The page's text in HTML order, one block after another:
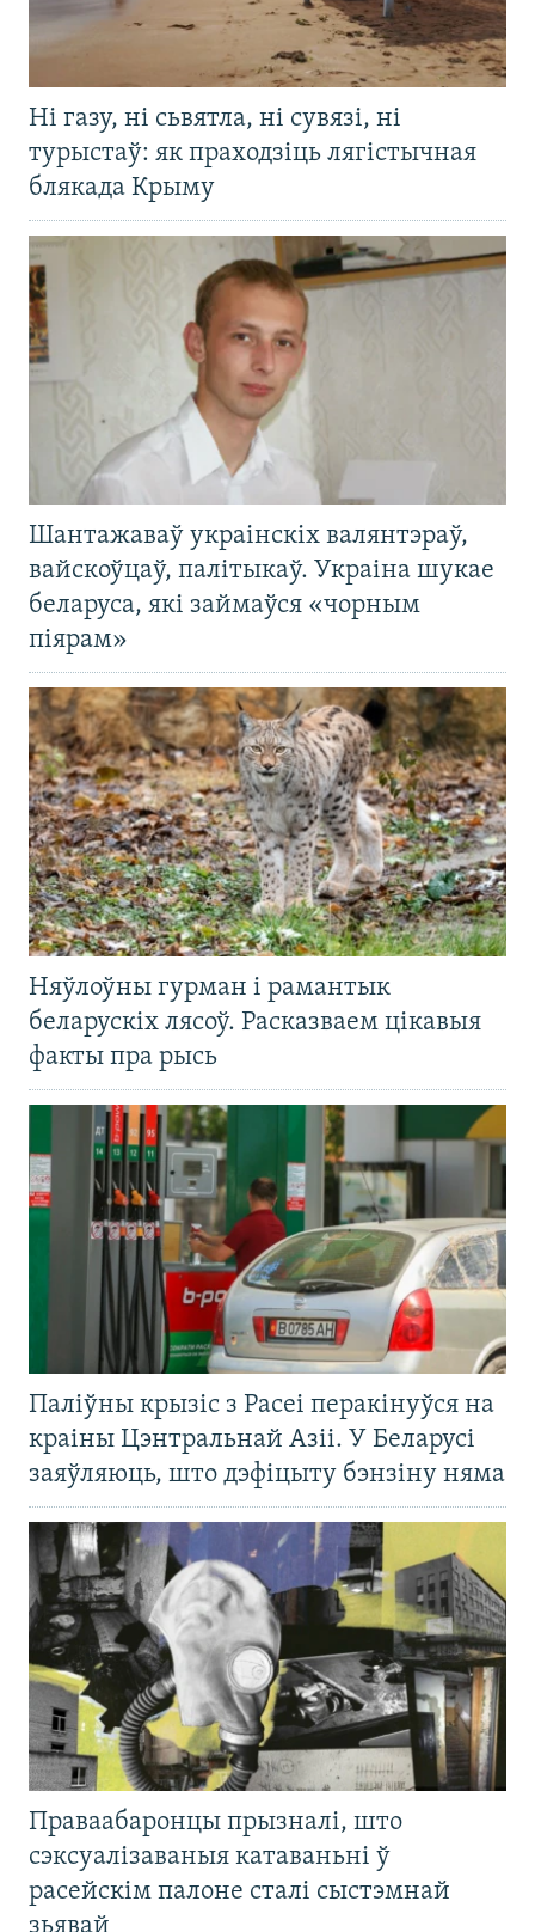
Ні газу, ні сьвятла, ні сувязі, ні
турыстаў: як праходзіць лягістычная
блякада Крыму
Шантажаваў украінскіх валянтэраў,
вайскоўцаў, палітыкаў. Украіна шукае
беларуса, які займаўся «чорным
піярам»
Няўлоўны гурман і рамантык
беларускіх лясоў. Расказваем цікавыя
факты пра рысь
Паліўны крызіс з Расеі перакінуўся на
краіны Цэнтральнай Азіі. У Беларусі
заяўляюць, што дэфіцыту бэнзіну няма
Праваабаронцы прызналі, што
сэксуалізаваныя катаваньні ў
расейскім палоне сталі сыстэмнай